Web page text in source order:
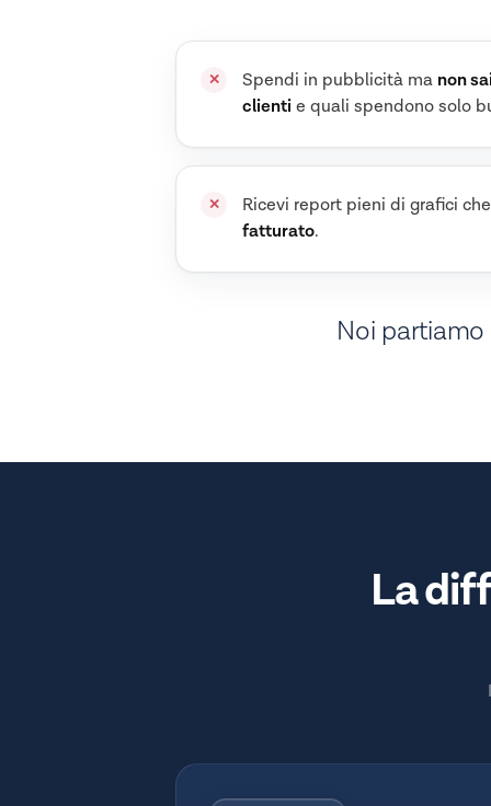
Spendi in pubblicità ma non
clientie quali spendono solo
Ricevi report pieni di grafici che
fatturato.
Noi
La